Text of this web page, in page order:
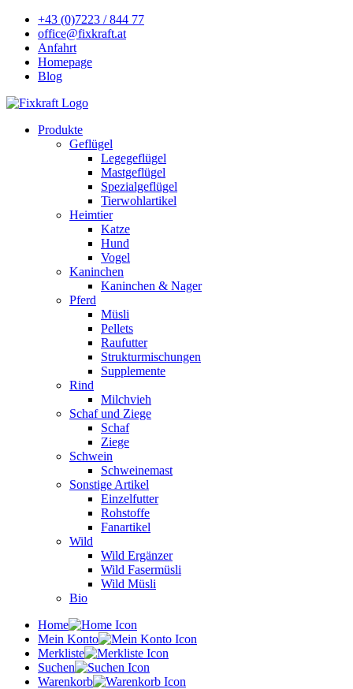
+43 (0)7223 / 844 77
office@fixkraft.at
Anfahrt
Homepage
Blog
Produkte
Geflügel
Legegeflügel
Mastgeflügel
Spezialgeflügel
Tierwohlartikel
Heimtier
Katze
Hund
Vogel
Kaninchen
Kaninchen & Nager
Pferd
Müsli
Pellets
Raufutter
Strukturmischungen
Supplemente
Rind
Milchvieh
Schaf und Ziege
Schaf
Ziege
Schwein
Schweinemast
Sonstige Artikel
Einzelfutter
Rohstoffe
Fanartikel
Wild
Wild Ergänzer
Wild Fasermüsli
Wild Müsli
Bio
Home
Mein Konto
Merkliste
Suchen
Warenkorb